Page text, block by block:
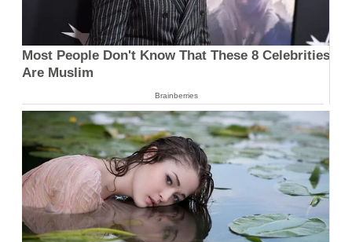
Most People Don't Know That These 8 Celebrities
Are Muslim
Brainberries